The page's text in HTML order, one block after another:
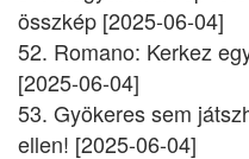
összkép [2025-06-04]
52. Romano: Kerkez
[2025-06-04]
53. Gyökeres sem
ellen! [2025-06-04]